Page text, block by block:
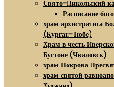
Свято-Никольский
Расписание
храм архистратига
(Курган-Тюбе)
Храм в честь
Бустоне (Чкаловск)
храм Покрова
храм святой